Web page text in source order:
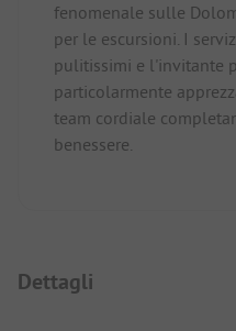
fenomenale sulle
per le escursioni. I
pulitissimi e l'invitante
particolarmente
team cordiale
benessere.
Dettagli